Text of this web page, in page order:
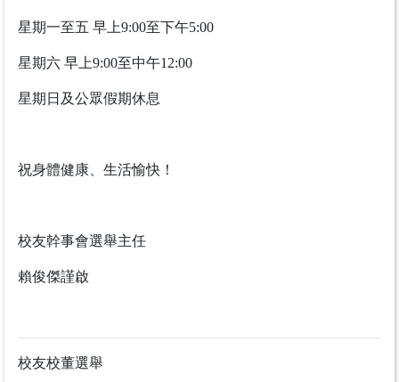
星期一至五 早上9:00至下午5:00
星期六 早上9:00至中午12:00
星期日及公眾假期休息
祝身體健康、生活愉快！
校友幹事會選舉主任
賴俊傑謹啟
校友校董選舉